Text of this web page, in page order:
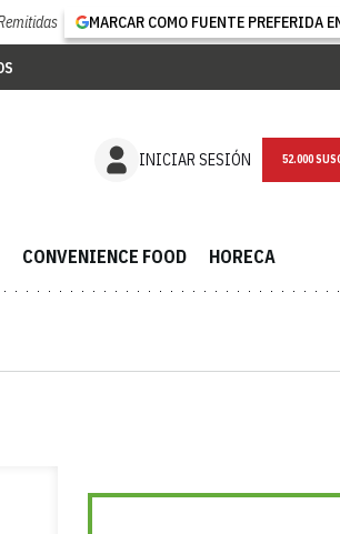
MARCAR COMO FUENTE PREFERIDA
INICIAR SESIÓN
CONVENIENCE FOOD HORECA